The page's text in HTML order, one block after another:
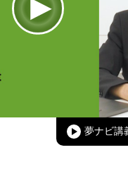
夢ナビ講